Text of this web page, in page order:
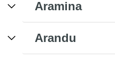
Aramina
Arandu